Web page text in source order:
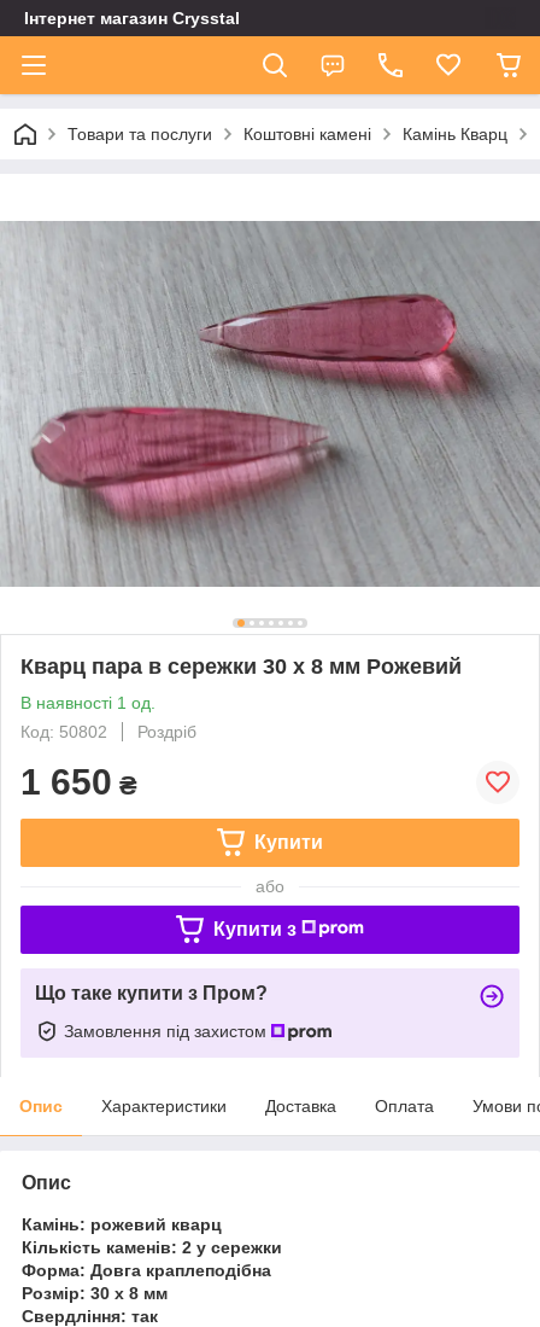
Інтернет магазин Сrysstal
Товари та послуги Коштовні камені Камінь Кварц
Кварц пара в сережки 30 x 8 мм Рожевий
В наявності 1 од.
Код: 50802
Роздріб
1 650 ₴
Купити
або
Купити з
Що таке купити з Пром?
Замовлення під захистом
Опис Характеристики Доставка Оплата Умови
Опис
Камінь: рожевий кварц
Кількість каменів: 2 у сережки
Форма: Довга краплеподібна
Розмір: 30 x 8 мм
Свердління: так